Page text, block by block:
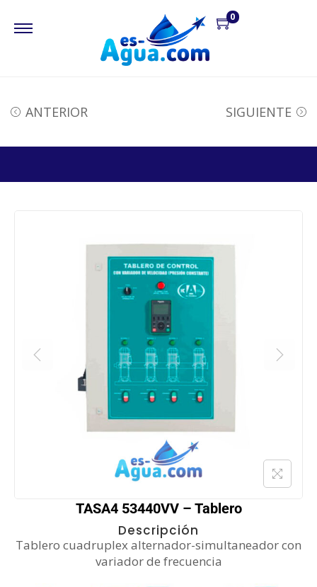
0
ANTERIOR SIGUIENTE
TASA4 53440VV – Tablero
Descripción
Tablero cuadruplex alternador-simultaneador con
variador de frecuencia